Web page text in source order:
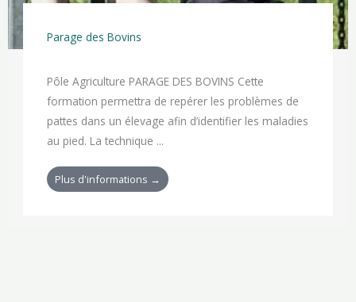
Parage des Bovins
Pôle Agriculture PARAGE DES BOVINS Cette
formation permettra de repérer les problèmes de
pattes dans un élevage afin d’identifier les maladies
au pied. La technique ...
Plus d'informations →